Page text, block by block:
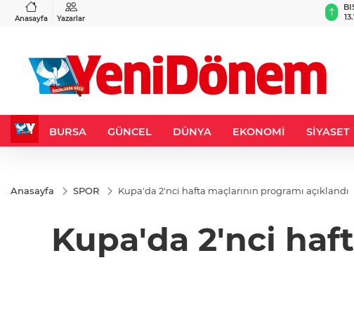
Anasayfa Yazarlar
%0,37
BURSA GÜNCEL DÜNYA EKONOMİ SİYASET
Anasayfa SPOR Kupa'da 2'nci hafta maçlarının programı açıklandı
Kupa'da 2'nci